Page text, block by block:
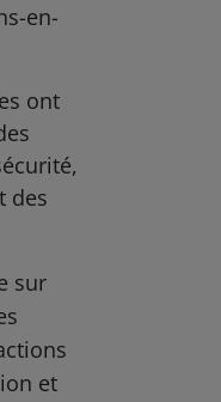
en-
ont
des
sur
et